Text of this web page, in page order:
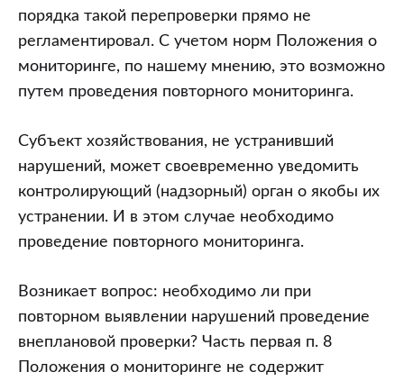
порядка такой перепроверки прямо не
регламентировал. С учетом норм Положения о
мониторинге, по нашему мнению, это возможно
путем проведения повторного мониторинга.
Субъект хозяйствования, не устранивший
нарушений, может своевременно уведомить
контролирующий (надзорный) орган о якобы их
устранении. И в этом случае необходимо
проведение повторного мониторинга.
Возникает вопрос: необходимо ли при
повторном выявлении нарушений проведение
внеплановой проверки? Часть первая п. 8
Положения о мониторинге не содержит